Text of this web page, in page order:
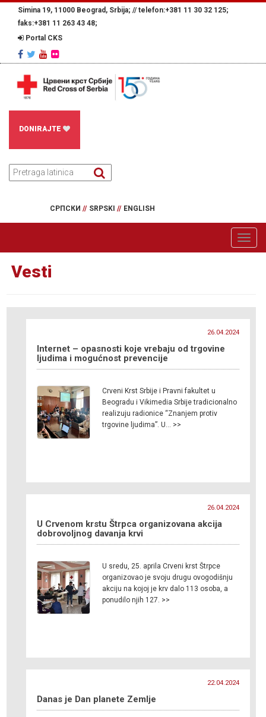
Simina 19, 11000 Beograd, Srbija; // telefon:+381 11 30 32 125;
faks:+381 11 263 43 48;
Portal CKS
DONIRAJTE
СРПСКИ // SRPSKI // ENGLISH
Vesti
26.04.2024
Internet – opasnosti koje vrebaju od trgovine
ljudima i mogućnost prevencije
Crveni Krst Srbije i Pravni fakultet u
Beogradu i Vikimedia Srbije tradicionalno
realizuju radionice “Znanjem protiv
trgovine ljudima”. U… >>
26.04.2024
U Crvenom krstu Štrpca organizovana akcija
dobrovoljnog davanja krvi
U sredu, 25. aprila Crveni krst Štrpce
organizovao je svoju drugu ovogodišnju
akciju na kojoj je krv dalo 113 osoba, a
ponudilo njih 127. >>
22.04.2024
Danas je Dan planete Zemlje